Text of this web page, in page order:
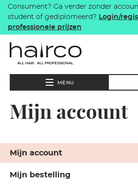
Overslaan en naar de inhoud
Consument? Ga verder zonder
student of gediplomeerd? Login/
professionele prijzen
MENU
Mijn account
Mijn account
Mijn bestelling